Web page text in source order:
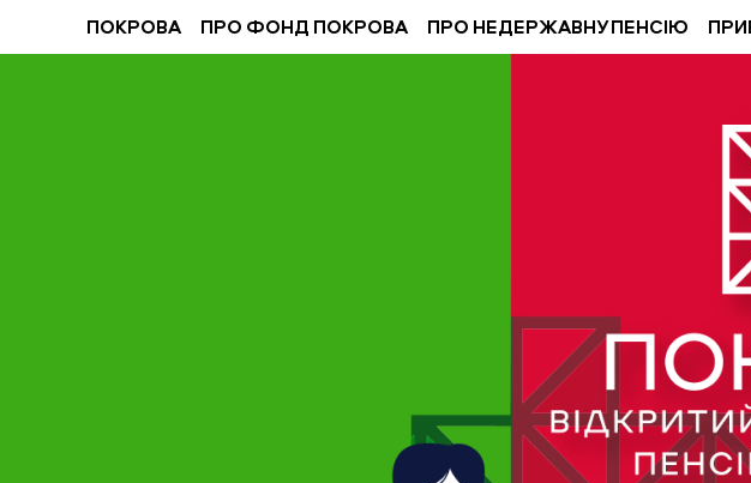
ПОКРОВА ПРО ФОНД ПОКРОВА ПРО НЕДЕРЖАВНУ ПЕНСІЮ